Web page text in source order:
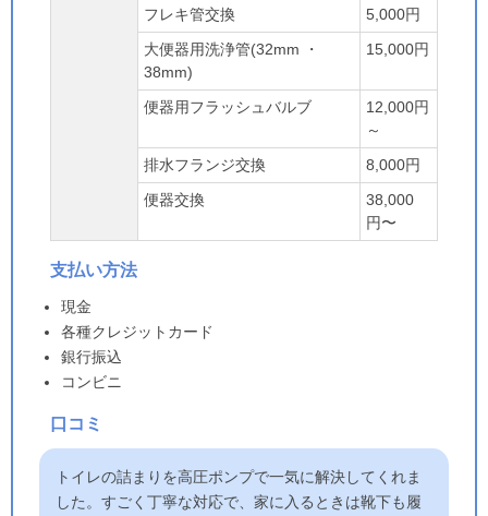
フレキ管交換
5,000円
大便器用洗浄管(32mm ・
38mm)
15,000円
便器用フラッシュバルブ
12,000円
～
排水フランジ交換
8,000円
便器交換
38,000
円〜
支払い方法
現金
各種クレジットカード
銀行振込
コンビニ
口コミ
トイレの詰まりを高圧ポンプで一気に解決してくれま
した。すごく丁寧な対応で、家に入るときは靴下も履